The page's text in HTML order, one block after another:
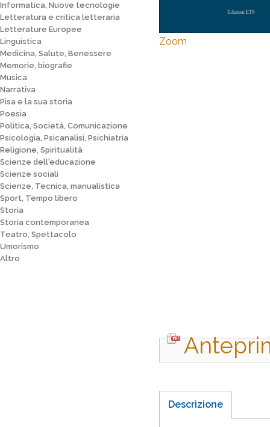
Informatica, Nuove tecnologie
Letteratura e critica letteraria
Letterature Europee
Linguistica
Medicina, Salute, Benessere
Memorie, biografie
Musica
Narrativa
Pisa e la sua storia
Poesia
Politica, Società, Comunicazione
Psicologia, Psicanalisi, Psichiatria
Religione, Spiritualità
Scienze dell'educazione
Scienze sociali
Scienze, Tecnica, manualistica
Sport, Tempo libero
Storia
Storia contemporanea
Teatro, Spettacolo
Umorismo
Altro
Zoom
Descrizione